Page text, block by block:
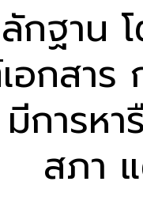
กฐาน
อกสาร
การห
สภา